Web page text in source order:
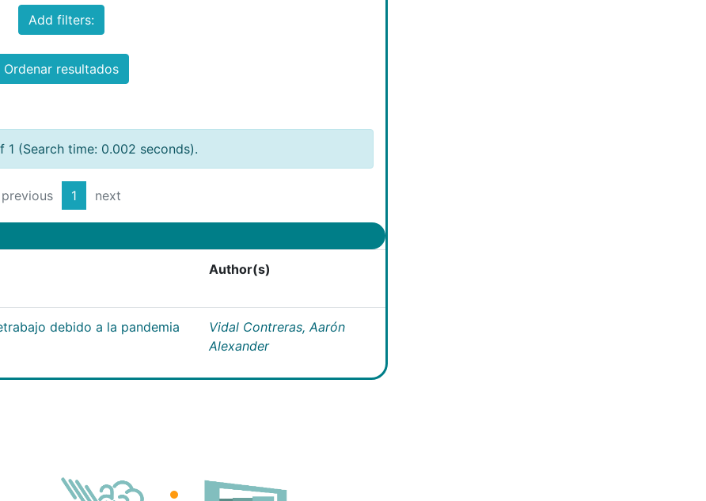
Add filters:
Ordenar resultados
1 (Search time: 0.002 seconds).
previous 1 next
Author(s)
debido a la pandemia
Vidal Contreras, Aarón
Alexander